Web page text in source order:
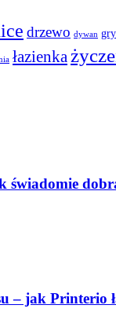
drzewo dywan gry
łazienka
– jak Printerio